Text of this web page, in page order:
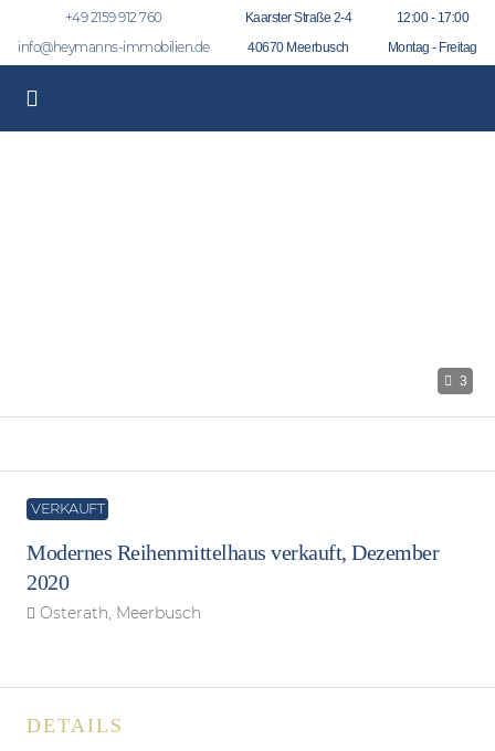
+49 2159 912 760
info@heymanns-immobilien.de
Kaarster Straße 2-4
40670 Meerbusch
12:00 - 17:00
Montag - Freitag
3
VERKAUFT
Modernes Reihenmittelhaus verkauft, Dezember
2020
Osterath, Meerbusch
DETAILS